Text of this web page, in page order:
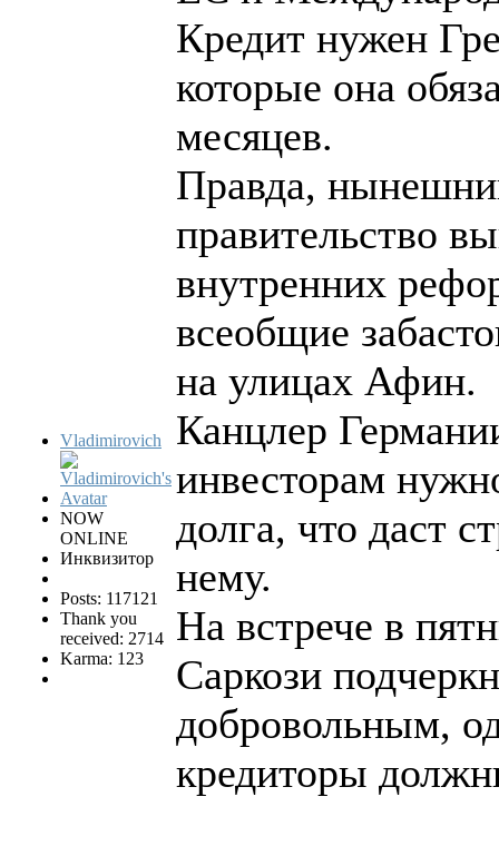
Vladimirovich
NOW
ONLINE
Инквизитор
Posts: 117121
Thank you
received: 2714
Karma: 123
Кредит нужен
которые она
месяцев.
Правда,
правительство
внутренних
всеобщие
на улицах Афин.
Канцлер
инвесторам
долга, что даст
нему.
На встрече в
Саркози
добровольным,
кредиторы